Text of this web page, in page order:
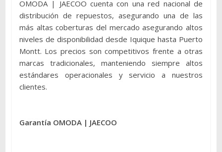
OMODA | JAECOO cuenta con una red nacional de
distribución de repuestos, asegurando una de las
más altas coberturas del mercado asegurando altos
niveles de disponibilidad desde Iquique hasta Puerto
Montt. Los precios son competitivos frente a otras
marcas tradicionales, manteniendo siempre altos
estándares operacionales y servicio a nuestros
clientes.
Garantía OMODA | JAECOO